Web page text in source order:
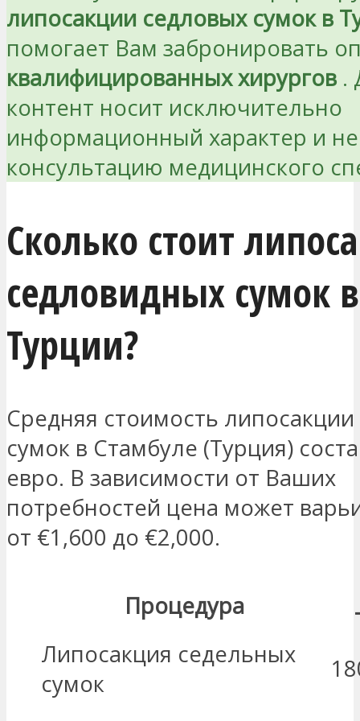
липосакции седловых сумок в
помогает Вам забронировать
квалифицированных хирургов .
контент носит исключительно
информационный характер и
консультацию медицинского
Сколько стоит
седловидных сумок в
Турции?
Средняя стоимость
сумок в Стамбуле (Турция)
евро. В зависимости от Ваших
потребностей цена может
от €1,600 до €2,000.
Процедура
Липосакция седельных
сумок